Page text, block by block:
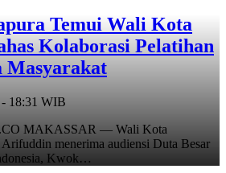
Temui Wali Kota
Kolaborasi Pelatihan
Masyarakat
18:31 WIB
MAKASSAR — Wali Kota
menerima audiensi Duta Besar
Kwok…